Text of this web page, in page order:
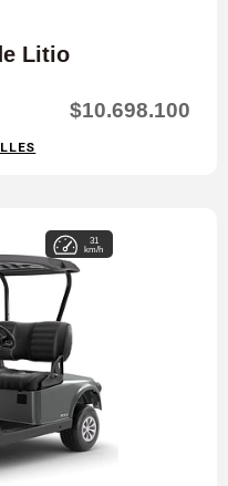
Litio
$10.698.100
31
km/h